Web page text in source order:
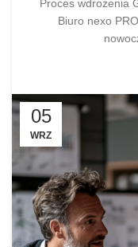
Proces wdrożenia
Biuro nexo
05
WRZ